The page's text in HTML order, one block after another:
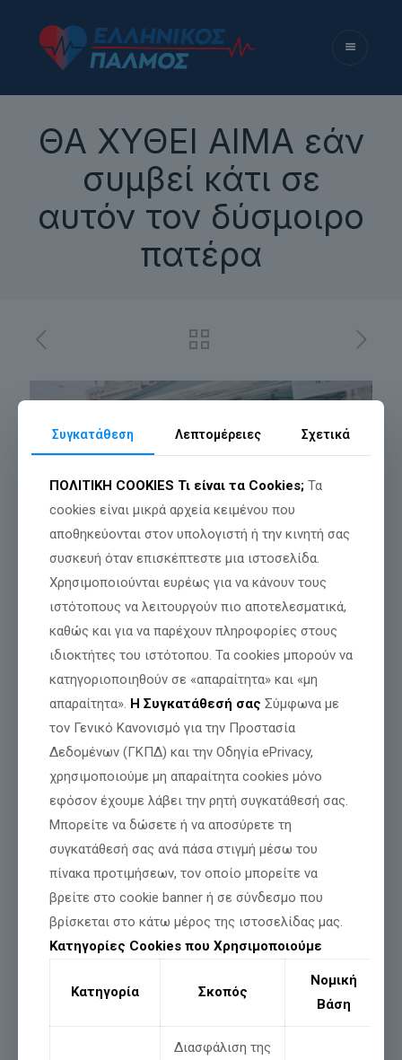
ΘΑ ΧΥΘΕΙ ΑΙΜΑ εάν
συμβεί κάτι σε
αυτόν τον δύσμοιρο
πατέρα
22η μέρα.. ο Ελληνικός Λαός αφυπνίζεται!!!
ΘΑ ΧΥΘΕΙ ΑΙΜΑ εάν συμβεί κάτι σε αυτόν τον δύσμοιρο
πατέρα.
Συγκατάθεση Λεπτομέρειες Σχετικά
ΠΟΛΙΤΙΚΗ COOKIES Τι είναι τα Cookies; Τα
cookies είναι μικρά αρχεία κειμένου που
αποθηκεύονται στον υπολογιστή ή την κινητή σας
συσκευή όταν επισκέπτεστε μια ιστοσελίδα.
Χρησιμοποιούνται ευρέως για να κάνουν τους
ιστότοπους να λειτουργούν πιο αποτελεσματικά,
καθώς και για να παρέχουν πληροφορίες στους
ιδιοκτήτες του ιστότοπου. Τα cookies μπορούν να
κατηγοριοποιηθούν σε «απαραίτητα» και «μη
απαραίτητα». Η Συγκατάθεσή σας Σύμφωνα με
τον Γενικό Κανονισμό για την Προστασία
Δεδομένων (ΓΚΠΔ) και την Οδηγία ePrivacy,
χρησιμοποιούμε μη απαραίτητα cookies μόνο
εφόσον έχουμε λάβει την ρητή συγκατάθεσή σας.
Μπορείτε να δώσετε ή να αποσύρετε τη
συγκατάθεσή σας ανά πάσα στιγμή μέσω του
πίνακα προτιμήσεων, τον οποίο μπορείτε να
βρείτε στο cookie banner ή σε σύνδεσμο που
βρίσκεται στο κάτω μέρος της ιστοσελίδας μας.
Κατηγορίες Cookies που Χρησιμοποιούμε
Κατηγορία Σκοπός
Νομική
Βάση
Διασφάλιση της